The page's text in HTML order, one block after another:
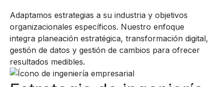
Adaptamos estrategias a su industria y objetivos
organizacionales específicos. Nuestro enfoque
integra planeación estratégica, transformación digital,
gestión de datos y gestión de cambios para ofrecer
resultados medibles.